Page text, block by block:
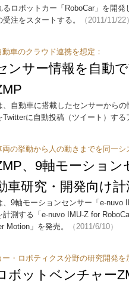
ロボットカー「RoboCar」を開
注をスタートする。
（2011/11/22）
動車のクラウド連携を想定：
ンサー情報を自動
、自動車に搭載したセンサーから
に自動投稿（ツイート）する
両の挙動から人の動きまでを同一シ
、9軸モーション
車研究・開発向け
9軸モーションセンサー「e-nuvo
測する「e-nuvo IMU-Z for
Motion」を発売。
（2011/6/10）
ー・ロボティクス分野の研究開発を
ボットベンチャー